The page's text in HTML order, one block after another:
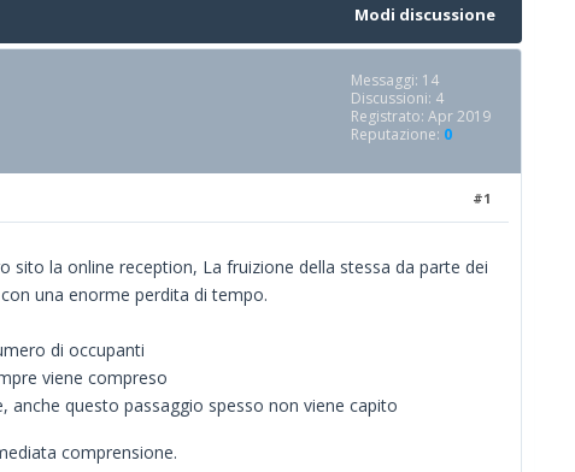
Modi discussione
Messaggi: 14
Discussioni: 4
Registrato: Apr 2019
Reputazione: 0
#1
la online reception, La fruizione della stessa da parte dei
una enorme perdita di tempo.
di occupanti
viene compreso
questo passaggio spesso non viene capito
comprensione.